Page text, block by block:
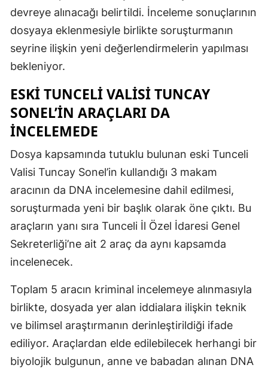
devreye alınacağı belirtildi. İnceleme sonuçlarının
dosyaya eklenmesiyle birlikte soruşturmanın
seyrine ilişkin yeni değerlendirmelerin yapılması
bekleniyor.
ESKI TUNCELI VALISI TUNCAY
SONEL’IN ARAÇLARI DA
INCELEMEDE
Dosya kapsamında tutuklu bulunan eski Tunceli
Valisi Tuncay Sonel’in kullandığı 3 makam
aracının da DNA incelemesine dahil edilmesi,
soruşturmada yeni bir başlık olarak öne çıktı. Bu
araçların yanı sıra Tunceli İl Özel İdaresi Genel
Sekreterliği’ne ait 2 araç da aynı kapsamda
incelenecek.
Toplam 5 aracın kriminal incelemeye alınmasıyla
birlikte, dosyada yer alan iddialara ilişkin teknik
ve bilimsel araştırmanın derinleştirildiği ifade
ediliyor. Araçlardan elde edilebilecek herhangi bir
biyolojik bulgunun, anne ve babadan alınan DNA